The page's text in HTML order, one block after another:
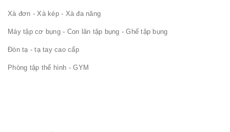
Xà đơn - Xà kép - Xà đa năng
Máy tập cơ bụng - Con lăn tập bụng - Ghế tập bụng
Đòn tạ - tạ tay cao cấp
Phòng tập thể hình - GYM